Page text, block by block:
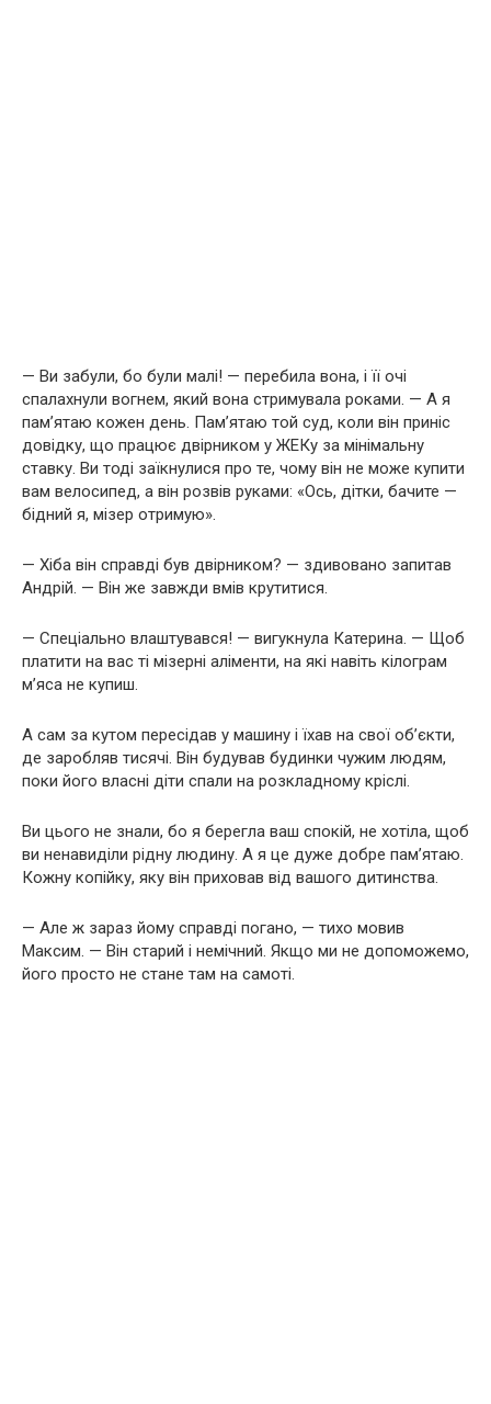
— Ви забули, бо були малі! — перебила вона, і її очі
спалахнули вогнем, який вона стримувала роками. — А я
пам’ятаю кожен день. Пам’ятаю той суд, коли він приніс
довідку, що працює двірником у ЖЕКу за мінімальну
ставку. Ви тоді заїкнулися про те, чому він не може купити
вам велосипед, а він розвів руками: «Ось, дітки, бачите —
бідний я, мізер отримую».
— Хіба він справді був двірником? — здивовано запитав
Андрій. — Він же завжди вмів крутитися.
— Спеціально влаштувався! — вигукнула Катерина. — Щоб
платити на вас ті мізерні аліменти, на які навіть кілограм
м’яса не купиш.
А сам за кутом пересідав у машину і їхав на свої об’єкти,
де заробляв тисячі. Він будував будинки чужим людям,
поки його власні діти спали на розкладному кріслі.
Ви цього не знали, бо я берегла ваш спокій, не хотіла, щоб
ви ненавиділи рідну людину. А я це дуже добре пам’ятаю.
Кожну копійку, яку він приховав від вашого дитинства.
— Але ж зараз йому справді погано, — тихо мовив
Максим. — Він старий і немічний. Якщо ми не допоможемо,
його просто не стане там на самоті.